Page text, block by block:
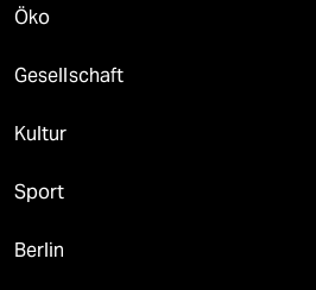
Öko
Gesellschaft
Kultur
Sport
Berlin